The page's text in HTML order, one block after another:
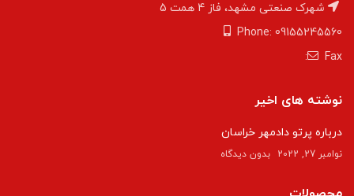
شهرک صنعتی مشهد، فاز 4 همت 5
Phone: 09155245560
Fax:
نوشته های اخیر
درباره پرتو دادمهر خراسان
نوامبر 27, 2022 بدون دیدگاه